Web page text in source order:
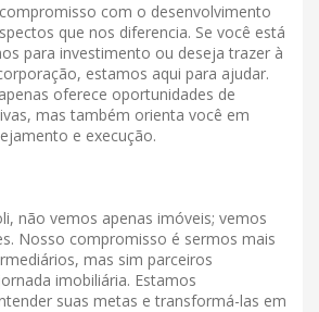
com o desenvolvimento
que nos diferencia. Se você está
para investimento ou deseja trazer à
estamos aqui para ajudar.
oferece oportunidades de
mas também orienta você em
e execução.
não vemos apenas imóveis; vemos
Nosso compromisso é sermos mais
mas sim parceiros
imobiliária. Estamos
suas metas e transformá-las em